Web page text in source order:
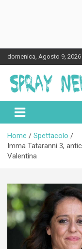
Skip
to
content
domenica, Agosto 9, 2026
Home
Spettacolo
Imma Tataranni 3,
Valentina